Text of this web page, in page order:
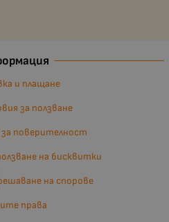
и плащане
за ползване
поверителност
на бисквитки
на спорове
права